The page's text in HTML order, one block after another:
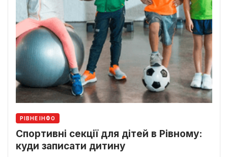
РІВНЕ ІНФО
Спортивні секції для дітей в Рівному:
куди записати дитину